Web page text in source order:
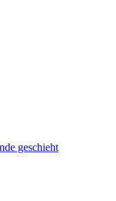
geschieht